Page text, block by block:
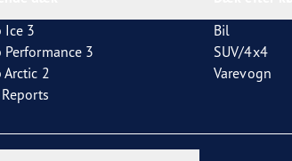
Ice 3
Performance 3
Arctic 2
Bil
SUV/4x4
Varevogn